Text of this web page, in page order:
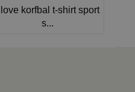
I love korfbal t-shirt sport
s...